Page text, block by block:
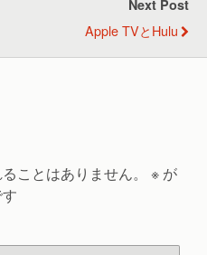
Next Post
Apple TVとHulu
ことはありません。 ※ が